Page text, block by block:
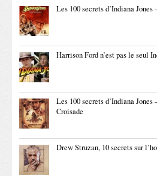
Les 100 secrets d’Indiana
Harrison Ford n’est pas le seul
Les 100 secrets d’Indiana
Croisade
Drew Struzan, 10 secrets sur